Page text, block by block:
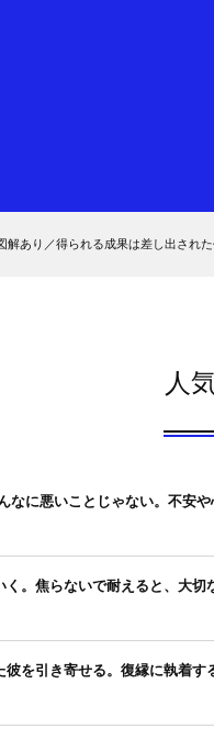
解あり／得られる成果は差し出され
人
なに悪いことじゃない。不安や
。焦らないで耐えると、大切
を引き寄せる。復縁に執着す